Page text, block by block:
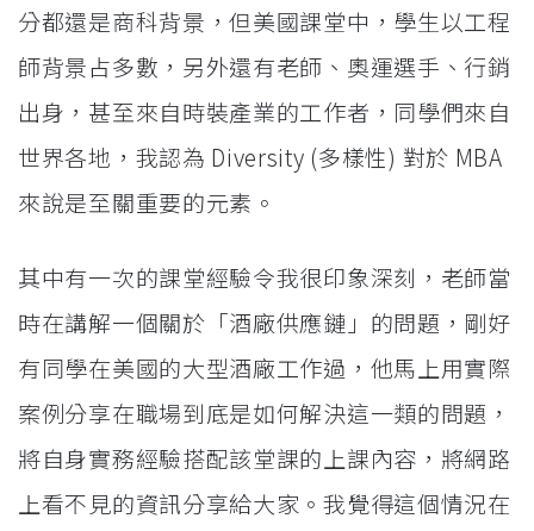
分都還是商科背景，但美國課堂中，學生以工程
師背景占多數，另外還有老師、奧運選手、行銷
出身，甚至來自時裝產業的工作者，同學們來自
世界各地，我認為 Diversity (多樣性) 對於 MBA
來說是至關重要的元素。
其中有一次的課堂經驗令我很印象深刻，老師當
時在講解一個關於「酒廠供應鏈」的問題，剛好
有同學在美國的大型酒廠工作過，他馬上用實際
案例分享在職場到底是如何解決這一類的問題，
將自身實務經驗搭配該堂課的上課內容，將網路
上看不見的資訊分享給大家。我覺得這個情況在